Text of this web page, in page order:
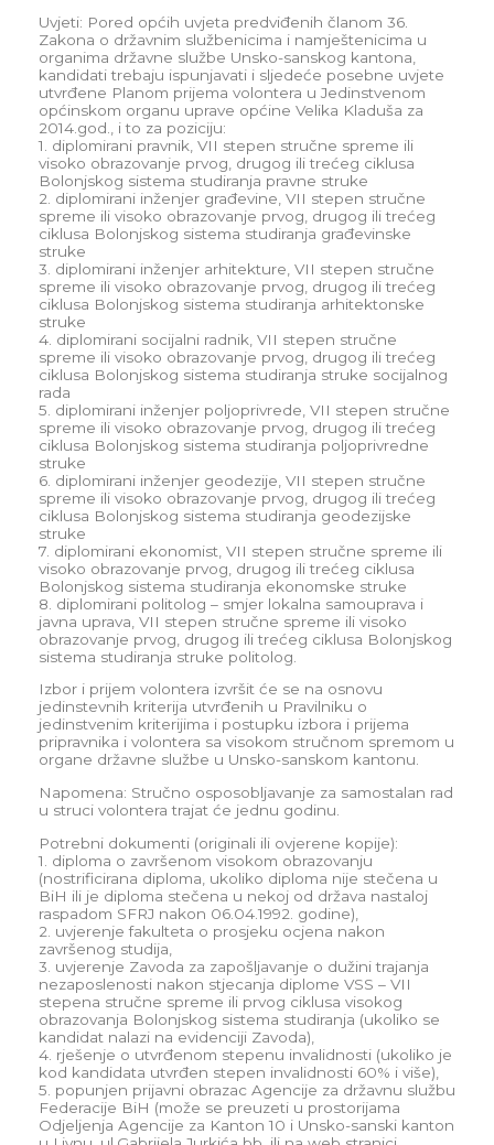
Uvjeti: Pored općih uvjeta predviđenih članom 36.
Zakona o državnim službenicima i namještenicima u
organima državne službe Unsko-sanskog kantona,
kandidati trebaju ispunjavati i sljedeće posebne uvjete
utvrđene Planom prijema volontera u Jedinstvenom
općinskom organu uprave općine Velika Kladuša za
2014.god., i to za poziciju:
1. diplomirani pravnik, VII stepen stručne spreme ili
visoko obrazovanje prvog, drugog ili trećeg ciklusa
Bolonjskog sistema studiranja pravne struke
2. diplomirani inženjer građevine, VII stepen stručne
spreme ili visoko obrazovanje prvog, drugog ili trećeg
ciklusa Bolonjskog sistema studiranja građevinske
struke
3. diplomirani inženjer arhitekture, VII stepen stručne
spreme ili visoko obrazovanje prvog, drugog ili trećeg
ciklusa Bolonjskog sistema studiranja arhitektonske
struke
4. diplomirani socijalni radnik, VII stepen stručne
spreme ili visoko obrazovanje prvog, drugog ili trećeg
ciklusa Bolonjskog sistema studiranja struke socijalnog
rada
5. diplomirani inženjer poljoprivrede, VII stepen stručne
spreme ili visoko obrazovanje prvog, drugog ili trećeg
ciklusa Bolonjskog sistema studiranja poljoprivredne
struke
6. diplomirani inženjer geodezije, VII stepen stručne
spreme ili visoko obrazovanje prvog, drugog ili trećeg
ciklusa Bolonjskog sistema studiranja geodezijske
struke
7. diplomirani ekonomist, VII stepen stručne spreme ili
visoko obrazovanje prvog, drugog ili trećeg ciklusa
Bolonjskog sistema studiranja ekonomske struke
8. diplomirani politolog – smjer lokalna samouprava i
javna uprava, VII stepen stručne spreme ili visoko
obrazovanje prvog, drugog ili trećeg ciklusa Bolonjskog
sistema studiranja struke politolog.
Izbor i prijem volontera izvršit će se na osnovu
jedinstevnih kriterija utvrđenih u Pravilniku o
jedinstvenim kriterijima i postupku izbora i prijema
pripravnika i volontera sa visokom stručnom spremom u
organe državne službe u Unsko-sanskom kantonu.
Napomena: Stručno osposobljavanje za samostalan rad
u struci volontera trajat će jednu godinu.
Potrebni dokumenti (originali ili ovjerene kopije):
1. diploma o završenom visokom obrazovanju
(nostrificirana diploma, ukoliko diploma nije stečena u
BiH ili je diploma stečena u nekoj od država nastaloj
raspadom SFRJ nakon 06.04.1992. godine),
2. uvjerenje fakulteta o prosjeku ocjena nakon
završenog studija,
3. uvjerenje Zavoda za zapošljavanje o dužini trajanja
nezaposlenosti nakon stjecanja diplome VSS – VII
stepena stručne spreme ili prvog ciklusa visokog
obrazovanja Bolonjskog sistema studiranja (ukoliko se
kandidat nalazi na evidenciji Zavoda),
4. rješenje o utvrđenom stepenu invalidnosti (ukoliko je
kod kandidata utvrđen stepen invalidnosti 60% i više),
5. popunjen prijavni obrazac Agencije za državnu službu
Federacije BiH (može se preuzeti u prostorijama
Odjeljenja Agencije za Kanton 10 i Unsko-sanski kanton